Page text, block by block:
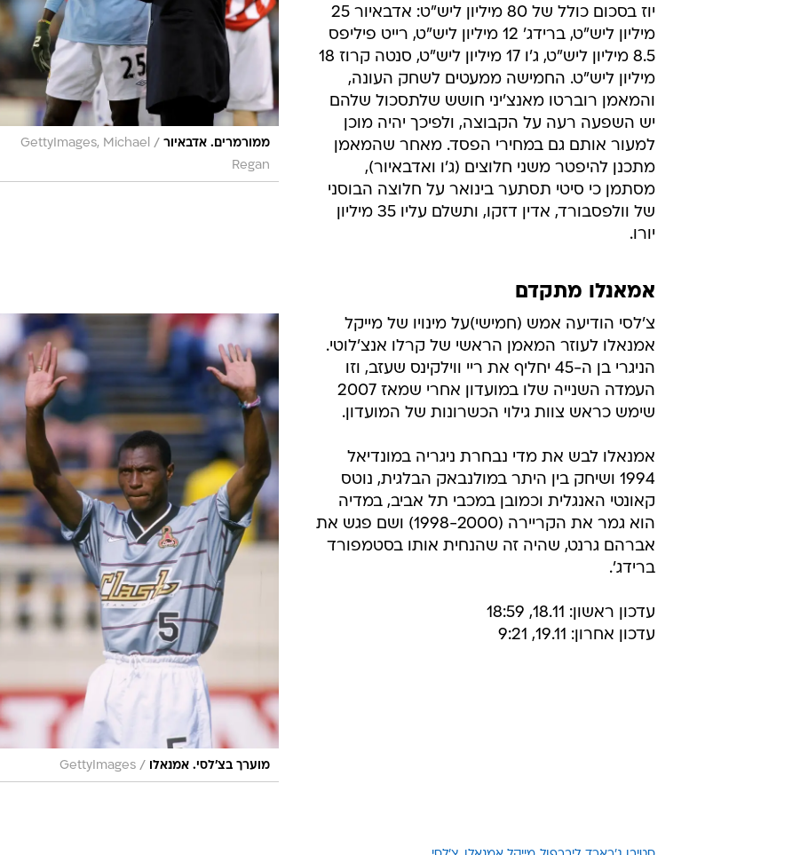
ממורמרים. אדבאיור /
GettyImages, Michael
Regan
יוז בסכום כולל של 80 מיליון ליש"ט: אדבאיור 25
מיליון ליש"ט, ברידג' 12 מיליון ליש"ט, רייט פיליפס
8.5 מיליון ליש"ט, ג'ו 17 מיליון ליש"ט, סנטה קרוז 18
מיליון ליש"ט. החמישה ממעטים לשחק העונה,
והמאמן רוברטו מאנצ'יני חושש שלתסכול שלהם
יש השפעה רעה על הקבוצה, ולפיכך יהיה מוכן
למעור אותם גם במחירי הפסד. מאחר שהמאמן
מתכנן להיפטר משני חלוצים (ג'ו ואדבאיור),
מסתמן כי סיטי תסתער בינואר על חלוצה הבוסני
של וולפסבורד, אדין דזקו, ותשלם עליו 35 מיליון
יורו.
אמאנלו מתקדם
מוערך בצ'לסי. אמנאלו /
GettyImages
צ'לסי הודיעה אמש (חמישי)על מינויו של מייקל
אמנאלו לעוזר המאמן הראשי של קרלו אנצ'לוטי.
הניגרי בן ה-45 יחליף את ריי ווילקינס שעזב, וזו
העמדה השנייה שלו במועדון אחרי שמאז 2007
שימש כראש צוות גילוי הכשרונות של המועדון.
אמנאלו לבש את מדי נבחרת ניגריה במונדיאל
1994 ושיחק בין היתר במולנבאק הבלגית, נוטס
קאונטי האנגלית וכמובן במכבי תל אביב, במדיה
הוא גמר את הקריירה (1998-2000) ושם פגש את
אברהם גרנט, שהיה זה שהנחית אותו בסטמפורד
ברידג'.
עדכון ראשון: 18.11, 18:59
עדכון אחרון: 19.11, 9:21